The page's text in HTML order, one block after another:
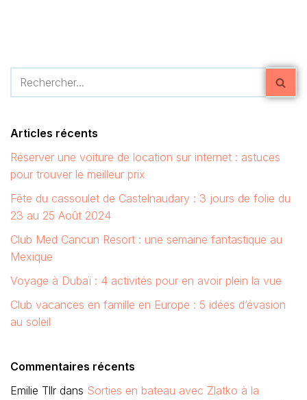
Articles récents
Réserver une voiture de location sur internet : astuces
pour trouver le meilleur prix
Fête du cassoulet de Castelnaudary : 3 jours de folie du
23 au 25 Août 2024
Club Med Cancun Resort : une semaine fantastique au
Mexique
Voyage à Dubaï : 4 activités pour en avoir plein la vue
Club vacances en famille en Europe : 5 idées d’évasion
au soleil
Commentaires récents
Emilie Tllr dans Sorties en bateau avec Zlatko à la